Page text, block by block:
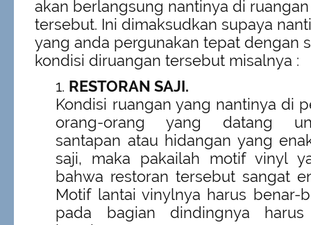
akan berlangsung nantinya di
tersebut. Ini dimaksudkan supaya
yang anda pergunakan tepat dengan
kondisi diruangan tersebut misalnya :
RESTORAN SAJI.
Kondisi ruangan yang nantinya di
orang-orang yang datang
santapan atau hidangan yang
saji, maka pakailah motif vinyl
bahwa restoran tersebut sangat
Motif lantai vinylnya harus benar-
pada bagian dindingnya